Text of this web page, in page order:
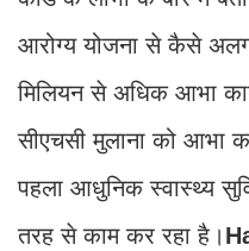
आरोग्य योजना से कैसे
मिलियन से अधिक आभा
सीएचसी मुलाना को आभा
पहला आधुनिक स्वास्थ्य
तरह से काम कर रहा है।